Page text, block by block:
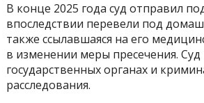
В конце 2025 года суд отправил
впоследствии перевели под
также ссылавшаяся на его
в изменении меры пресечения.
государственных органах и
расследования.